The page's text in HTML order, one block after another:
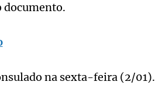
documento.
na sexta-feira (2/01).